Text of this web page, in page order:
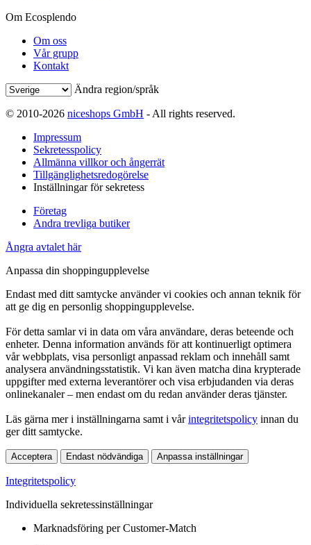
Om Ecosplendo
Om oss
Vår grupp
Kontakt
Ändra region/språk
© 2010-2026 niceshops GmbH - All rights reserved.
Impressum
Sekretesspolicy
Allmänna villkor och ångerrät
Tillgänglighetsredogörelse
Inställningar för sekretess
Företag
Andra trevliga butiker
Ångra avtalet här
Anpassa din shoppingupplevelse
Endast med ditt samtycke använder vi cookies och annan teknik för
att ge dig en personlig shoppingupplevelse.
För detta samlar vi in data om våra användare, deras beteende och
enheter. Denna information används för att kontinuerligt optimera
vår webbplats, visa personligt anpassad reklam och innehåll samt
analysera användningsstatistik. Vi kan även matcha dina krypterade
uppgifter med externa leverantörer och visa erbjudanden via deras
onlinekanaler – men endast om du redan använder deras tjänster.
Läs gärna mer i inställningarna samt i vårintegritetspolicy innan du
ger ditt samtycke.
Acceptera Endast nödvändiga Anpassa inställningar
Integritetspolicy
Individuella sekretessinställningar
Marknadsföring per Customer-Match